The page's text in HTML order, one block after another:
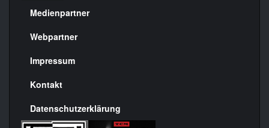
Menülinks
rechte
Seite
Medienpartner
Webpartner
Impressum
Kontakt
Datenschutzerklärung